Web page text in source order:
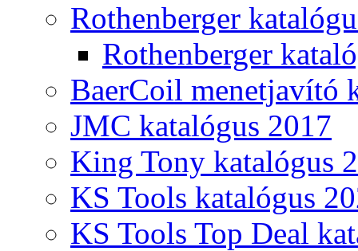
Rothenberger
Rothenberger
BaerCoil menetjavító
JMC katalógus 2017
King Tony katalógus
KS Tools katalógus
KS Tools Top Deal